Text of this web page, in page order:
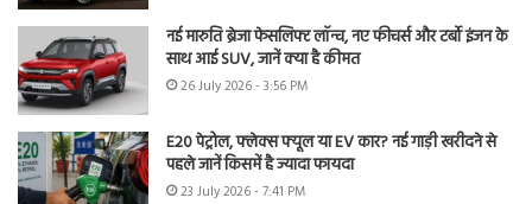
नई मारुति ब्रेजा फेसलिफ्ट लॉन्च, नए फीचर्स और टर्बो इंजन के
साथ आई SUV, जानें क्या है कीमत
26 July 2026 - 3:56 PM
E20 पेट्रोल, फ्लेक्स फ्यूल या EV कार? नई गाड़ी खरीदने से
पहले जानें किसमें है ज्यादा फायदा
23 July 2026 - 7:41 PM